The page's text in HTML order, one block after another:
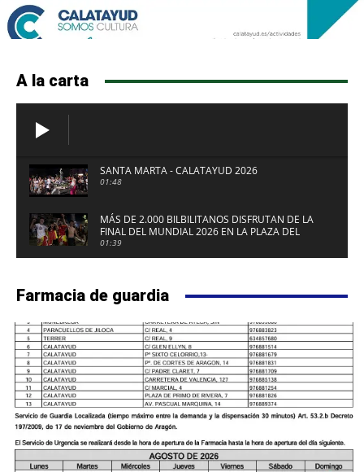
A la carta
SANTA MARTA - CALATAYUD 2026
01:48
MÁS DE 2.000 BILBILITANOS DISFRUTAN DE LA
FINAL DEL MUNDIAL 2026 EN LA PLAZA DEL
FUERTE DE CALATAYUD
01:39
Farmacia de guardia